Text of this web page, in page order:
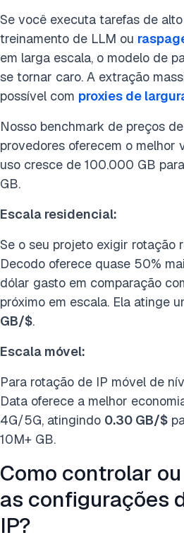
Se você executa tarefas de
treinamento de LLM ou
em larga escala, o modelo de
se tornar caro. A extração
possível com proxies de
Nosso benchmark de preços
provedores oferecem o melhor
uso cresce de 100.000 GB
GB.
Escala residencial:
Se o seu projeto exigir rotação
Decodo oferece quase 50%
dólar gasto em comparação
próximo em escala. Ela atinge
GB/$.
Escala móvel:
Para rotação de IP móvel de
Data oferece a melhor
4G/5G, atingindo 0.30 GB/$
10M+ GB.
Como controlar
as configurações
IP?